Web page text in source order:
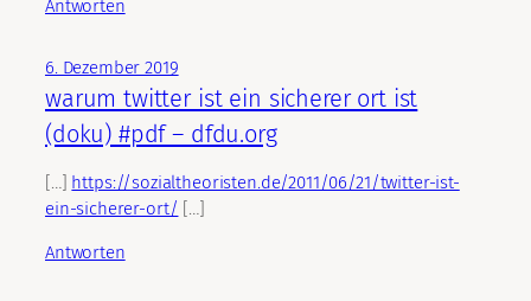
Antworten
6. Dezember 2019
warum twitter ist ein sicherer ort ist
(doku) #pdf – dfdu.org
[…] https://sozialtheoristen.de/2011/06/21/twitter-ist-
ein-sicherer-ort/ […]
Antworten